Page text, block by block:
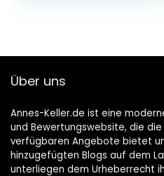
Über uns
Annes-Keller.de ist eine
und Bewertungswebsite, die
verfügbaren Angebote bietet
hinzugefügten Blogs auf dem
unterliegen dem Urheberrecht